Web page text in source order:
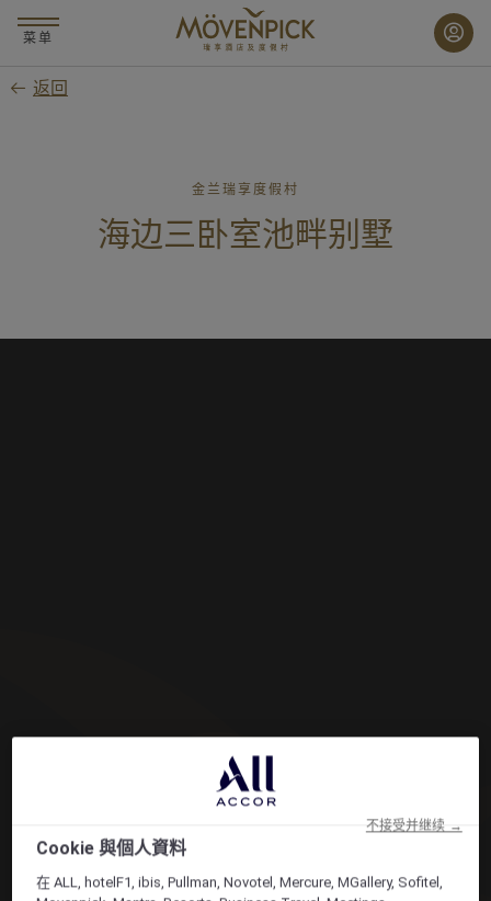
要
菜单
返回
金兰瑞享度假村
海边三卧室池畔别墅
Cookie 與個人資料
在 ALL, hotelF1, ibis, Pullman, Novotel, Mercure, MGallery, Sofitel,
不接受并继续 →